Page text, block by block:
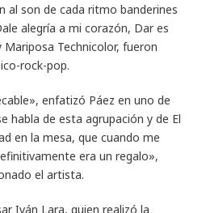
al son de cada ritmo banderines
alegría a mi corazón, Dar es
Mariposa Technicolor, fueron
rock-pop.
enfatizó Páez en uno de
habla de esta agrupación y de El
en la mesa, que cuando me
era un regalo»,
el artista.
Iván Lara, quien realizó la